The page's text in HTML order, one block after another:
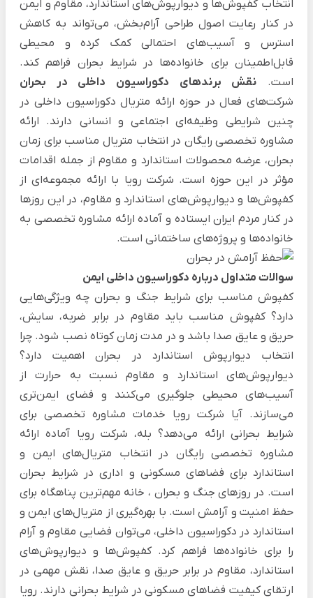
انتخاب کفپوش‌ها و دیوارپوش‌های استاندارد، مقاوم و ایمن
در کنار رعایت اصول طراحی آرام‌بخش، می‌تواند به کاهش
استرس و آسیب‌های احتمالی کمک کرده و محیطی
قابل‌اطمینان برای خانواده‌ها در شرایط بحران فراهم کند.
است. نقش برندهای دکوراسیون داخلی در بحران
شرکت‌های فعال در حوزه ارائه متریال دکوراسیون داخلی در
چنین شرایطی وظیفه‌ای اجتماعی و انسانی دارند. ارائه
مشاوره تخصصی رایگان در انتخاب متریال مناسب برای زمان
بحران، عرضه محصولات استاندارد و مقاوم از جمله اقدامات
مؤثر در این حوزه است. شرکت رویا با ارائه مجموعه‌ای از
کفپوش‌ها و دیوارپوش‌های استاندارد و مقاوم، در این روزها
در کنار مردم ایران ایستاده و آماده ارائه مشاوره تخصصی به
خانواده‌ها و پروژه‌های ساختمانی است.
سوالات متداول درباره دکوراسیون داخلی ایمن
کفپوش مناسب برای شرایط جنگ و بحران چه ویژگی‌هایی
دارد؟ کفپوش مناسب باید مقاوم در برابر ضربه، سایش،
حریق و عایق صدا باشد و در مدت زمان کوتاه نصب شود. چرا
انتخاب دیوارپوش استاندارد در بحران اهمیت دارد؟
دیوارپوش‌های استاندارد و مقاوم نسبت به حرارت از
آسیب‌های محیطی جلوگیری می‌کنند و فضای ایمن‌تری
می‌سازند. آیا شرکت رویا خدمات مشاوره تخصصی برای
شرایط بحرانی ارائه می‌دهد؟ بله، شرکت رویا آماده ارائه
مشاوره تخصصی رایگان در انتخاب متریال‌های ایمن و
استاندارد برای فضاهای مسکونی و اداری در شرایط بحران
است. در روزهای جنگ و بحران ، خانه مهم‌ترین پناهگاه برای
حفظ امنیت و آرامش است. با بهره‌گیری از متریال‌های ایمن و
استاندارد در دکوراسیون داخلی، می‌توان فضایی مقاوم و آرام
را برای خانواده‌ها فراهم کرد. کفپوش‌ها و دیوارپوش‌های
استاندارد، مقاوم در برابر حریق و عایق صدا، نقش مهمی در
ارتقای کیفیت فضاهای مسکونی در شرایط بحرانی دارند. رویا